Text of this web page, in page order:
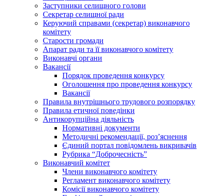
Заступники селищного голови
Секретар селищної ради
Керуючий справами (секретар) виконавчого
комітету
Старости громади
Апарат ради та її виконавчого комітету
Виконавчі органи
Вакансії
Порядок проведення конкурсу
Оголошення про проведення конкурсу
Вакансії
Правила внутрішнього трудового розпорядку
Правила етичної поведінки
Антикорупційна діяльність
Нормативні документи
Методичні рекомендації, роз’яснення
Єдиний портал повідомлень викривачів
Рубрика “Доброчесність”
Виконавчий комітет
Члени виконавчого комітету
Регламент виконавчого комітету
Комісії виконавчого комітету